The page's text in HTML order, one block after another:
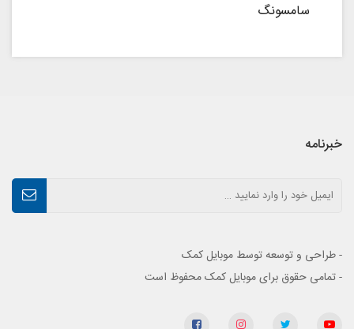
سامسونگ
خبرنامه
- طراحی و توسعه توسط موبایل کمک
- تمامی حقوق برای موبایل کمک محفوظ است